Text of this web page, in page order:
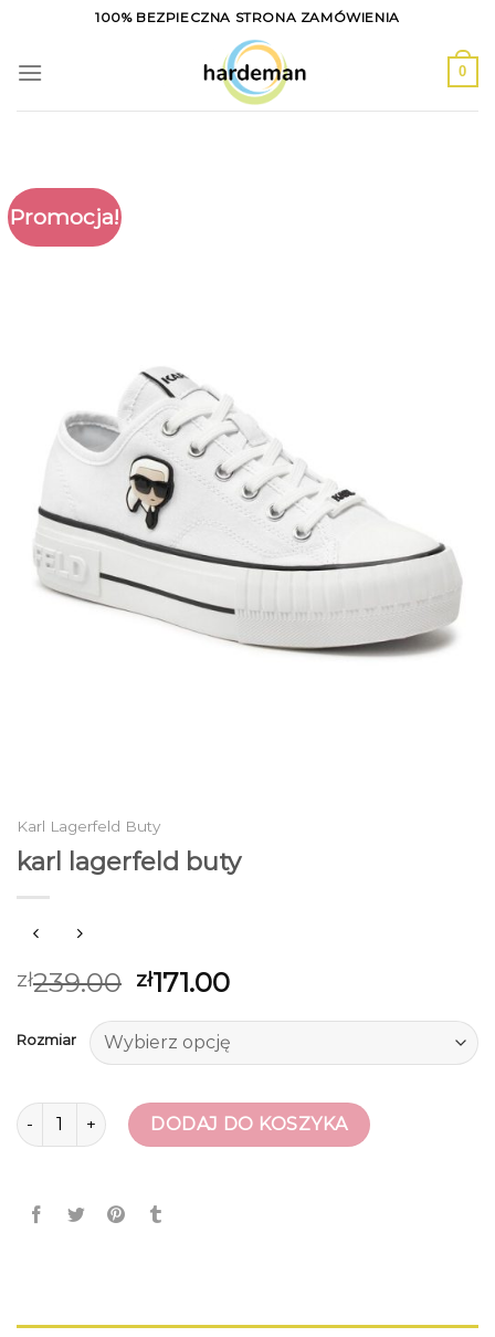
content
100% BEZPIECZNA STRONA ZAMÓWIENIA
0
Promocja!
Karl Lagerfeld Buty
karl lagerfeld buty
zł239.00 zł171.00
Rozmiar
ilość karl lagerfeld butyDODAJ DO KOSZYKA